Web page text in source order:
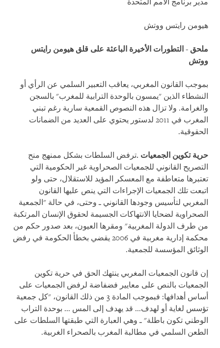
مدير برنامج الأمم المتحدة
هيومن رايتس ووتش
ملحق - التطورات الأخيرة الباعثة على قلق هيومن رايتس
ووتش
بموجب القانون المغربي، يعاقب التعبير السلمي عن الرأي أو
النشطاء الذين "يمسون بالوحدة الترابية للمغرب" بالسجن
والغرامة. ولا تزال هذه النصوص القمعية سارية رغم تبني
المغرب في 2011 لدستور يحتوي على العديد من الضمانات
الحقوقية.
حرية تكوين الجمعيات .ترفض السلطات بشكل ممنهج منح
التصريح القانوني للجمعيات الصحراوية غير الحكومية التي
تعتبرها متعاطفة مع المعسكر المؤيد للاستقلال، حتى ولو
اتبعت تلك الجمعيات الإجراءات التي ينص عليها القانون
المغربي لتأسيس وجودها القانوني ـ وحتى، في حالة "الجمعية
الصحراوية لضحايا الانتهاكات الجسيمة لحقوق الإنسان المرتكبة
من طرف الدولة المغربية" ومقرها العيون، بعد صدور حكم من
محكمة إدارية مغربية في 2006 يقضي بخطأ الحكومة في رفض
الوثائق المؤسسة للجمعية.
إن قانون الجمعيات المغربي ينتهك الحق في حرية تكوين
الجمعيات بالنص على معايير فضفاضة لرفض الجمعيات على
أساس أهدافها: فبموجب المادة 3 من ذلك القانون، "كل جمعية
تؤسس لغاية أو لهدف... قد يهدف إلى المس ... بوحدة التراب
الوطني تكون باطلة" ـ وهي العبارة التي طبقتها السلطات على
الطعن السلمي في مطالبة المغرب بالصحراء الغربية.